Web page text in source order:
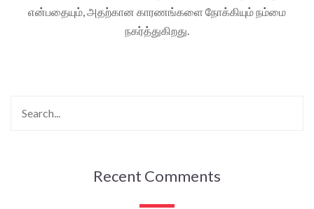
என்பதையும், அதற்கான காரணங்களை நோக்கியும் நம்மை
நகர்த்துகிறது.
Recent Comments